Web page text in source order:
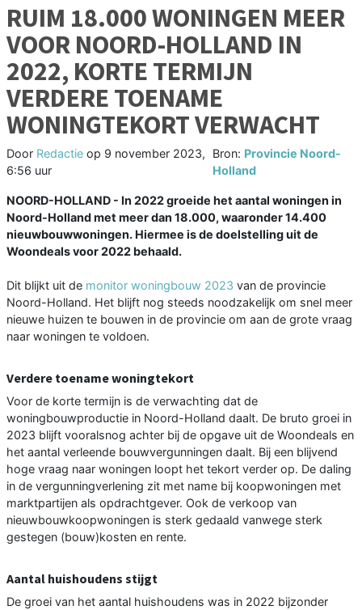
RUIM 18.000 WONINGEN MEER
VOOR NOORD-HOLLAND IN
2022, KORTE TERMIJN
VERDERE TOENAME
WONINGTEKORT VERWACHT
Door Redactie op 9 november 2023,
6:56 uur
Bron: Provincie Noord-
Holland
NOORD-HOLLAND - In 2022 groeide het aantal woningen in
Noord-Holland met meer dan 18.000, waaronder 14.400
nieuwbouwwoningen. Hiermee is de doelstelling uit de
Woondeals voor 2022 behaald.
Dit blijkt uit de monitor woningbouw 2023 van de provincie
Noord-Holland. Het blijft nog steeds noodzakelijk om snel meer
nieuwe huizen te bouwen in de provincie om aan de grote vraag
naar woningen te voldoen.
Verdere toename woningtekort
Voor de korte termijn is de verwachting dat de
woningbouwproductie in Noord-Holland daalt. De bruto groei in
2023 blijft vooralsnog achter bij de opgave uit de Woondeals en
het aantal verleende bouwvergunningen daalt. Bij een blijvend
hoge vraag naar woningen loopt het tekort verder op. De daling
in de vergunningverlening zit met name bij koopwoningen met
marktpartijen als opdrachtgever. Ook de verkoop van
nieuwbouwkoopwoningen is sterk gedaald vanwege sterk
gestegen (bouw)kosten en rente.
Aantal huishoudens stijgt
De groei van het aantal huishoudens was in 2022 bijzonder